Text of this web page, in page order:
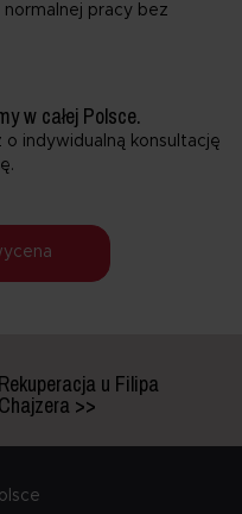
pracy bez
w całej Polsce.
indywidualną konsultację
Rekuperacja u Filipa
Chajzera >>